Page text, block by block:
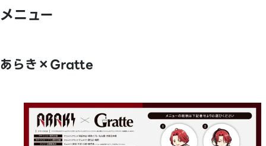
メニュー
あらき×Gratte